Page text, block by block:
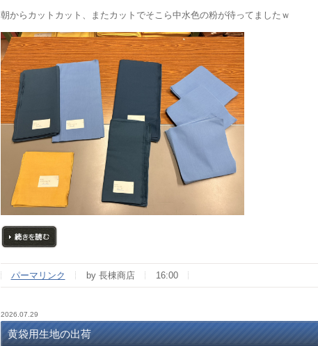
朝からカットカット、またカットでそこら中水色の粉が待ってましたｗ
パーマリンク
by 長棟商店 16:00
2026.07.29
黄袋用生地の出荷